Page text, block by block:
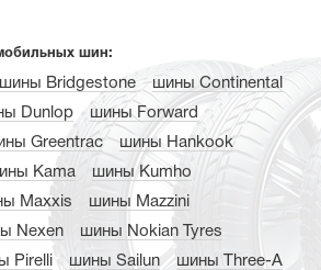
шин:
шины Bridgestone
шины Continental
Dunlop
шины Forward
Greentrac
шины Hankook
Kama
шины Kumho
Maxxis
шины Mazzini
Nexen
шины Nokian Tyres
Pirelli шины Sailun
шины Three-A